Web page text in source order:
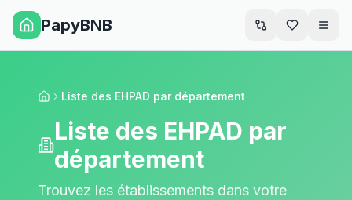
PapyBNB
AccueilListe des EHPAD par département
Liste des EHPAD par
département
Trouvez les établissements dans votre